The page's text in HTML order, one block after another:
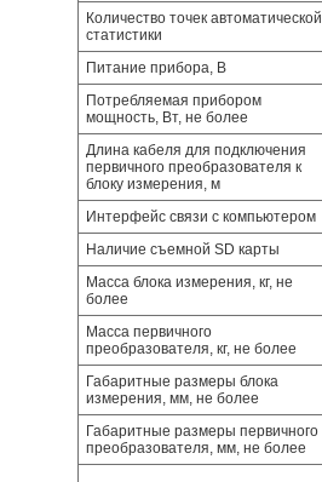
Количество точек автоматической
статистики
Питание прибора, В
Потребляемая прибором
мощность, Вт, не более
Длина кабеля для подключения
первичного преобразователя к
блоку измерения, м
Интерфейс связи с компьютером
Наличие съемной SD карты
Масса блока измерения, кг, не
более
Масса первичного
преобразователя, кг, не более
Габаритные размеры блока
измерения, мм, не более
Габаритные размеры первичного
преобразователя, мм, не более